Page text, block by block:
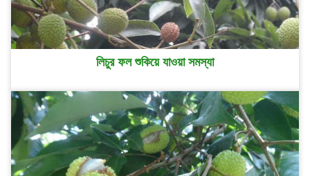
লিচুর ফল শুকিয়ে যাওয়া সমস্যা